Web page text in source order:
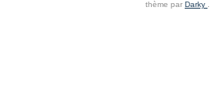
thème par Darky